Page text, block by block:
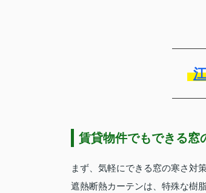
賃貸物件でもできる窓
まず、気軽にできる窓の寒さ対
遮熱断熱カーテンは、特殊な樹